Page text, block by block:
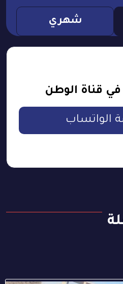
شهري
قناة الوطن
الواتساب